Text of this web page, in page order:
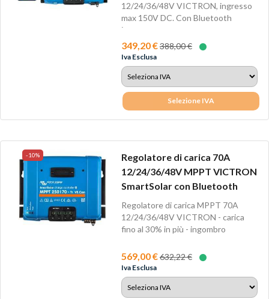
12/24/36/48V VICTRON, ingresso
max 150V DC. Con Bluetooth
integrato per...
349,20 €388,00 €
Iva Esclusa
Selezione IVA
-10%
Regolatore di carica 70A
12/24/36/48V MPPT VICTRON
SmartSolar con Bluetooth
Regolatore di carica MPPT 70A
12/24/36/48V VICTRON - carica
fino al 30% in più - ingombro
569,00 €632,22 €
Iva Esclusa